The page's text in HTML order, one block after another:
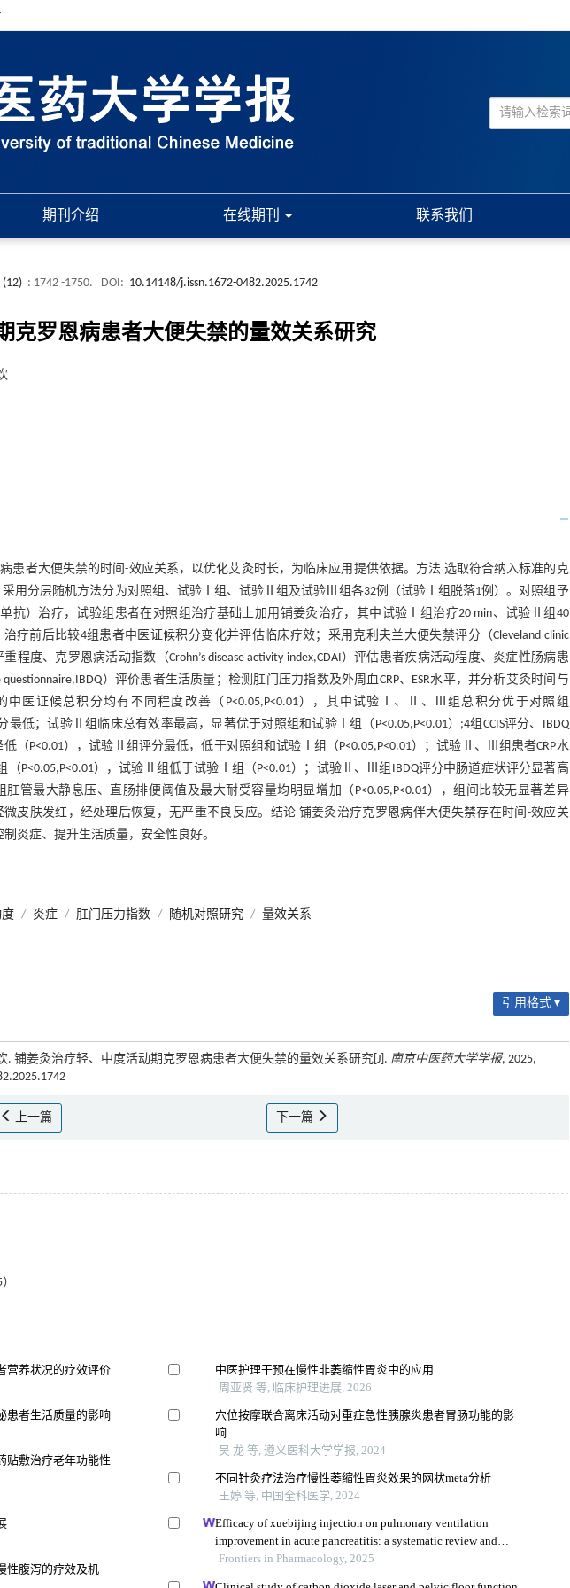
期刊介绍 在线期刊 联系我们
(12) : 1742 -1750. DOI: 10.14148/j.issn.1672-0482.2025.1742
克罗恩病患者大便失禁的量效关系研究
患者大便失禁的时间-效应关系，以优化艾灸时长，为临床应用提供依据。方法 选取符合纳入标准的克
采用分层随机方法分为对照组、试验Ⅰ组、试验Ⅱ组及试验Ⅲ组各32例（试验Ⅰ组脱落1例）。对照组予
抗）治疗，试验组患者在对照组治疗基础上加用铺姜灸治疗，其中试验Ⅰ组治疗20 min、试验Ⅱ组40
疗前后比较4组患者中医证候积分变化并评估临床疗效；采用克利夫兰大便失禁评分（Cleveland clinic
重程度、克罗恩病活动指数（Crohn’s disease activity index,CDAI）评估患者疾病活动程度、炎症性肠病患
）评价患者生活质量；检测肛门压力指数及外周血CRP、ESR水平，并分析艾灸时间与
中医证候总积分均有不同程度改善（P<0.05,P<0.01），其中试验Ⅰ、Ⅱ、Ⅲ组总积分优于对照组
最低；试验Ⅱ组临床总有效率最高，显著优于对照组和试验Ⅰ组（P<0.05,P<0.01）;4组CCIS评分、IBDQ
低（P<0.01），试验Ⅱ组评分最低，低于对照组和试验Ⅰ组（P<0.05,P<0.01）；试验Ⅱ、Ⅲ组患者CRP水
（P<0.05,P<0.01），试验Ⅱ组低于试验Ⅰ组（P<0.01）；试验Ⅱ、Ⅲ组IBDQ评分中肠道症状评分显著高
肛管最大静息压、直肠排便阈值及最大耐受容量均明显增加（P<0.05,P<0.01），组间比较无显著差异
微皮肤发红，经处理后恢复，无严重不良反应。结论 铺姜灸治疗克罗恩病伴大便失禁存在时间-效应关
炎症、提升生活质量，安全性良好。
/ 炎症 / 肛门压力指数 / 随机对照研究 / 量效关系
引用格式 ▾
. 铺姜灸治疗轻、中度活动期克罗恩病患者大便失禁的量效关系研究[J]. 南京中医药大学学报, 2025,
上一篇 下一篇